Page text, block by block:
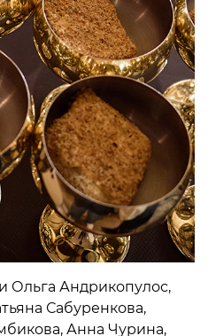
Ольга Андрикопулос,
Сабуренкова,
Анна Чурина,